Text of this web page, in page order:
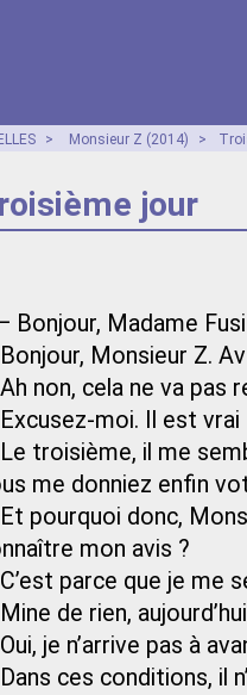
> Monsieur Z (2014) >
jour
Bonjour, Madame
Monsieur Z.
non, cela ne va pas
moi. Il est vrai
troisième, il me
me donniez enfin
pourquoi donc,
mon avis ?
parce que je me
de rien,
je n’arrive pas à
ces conditions, il